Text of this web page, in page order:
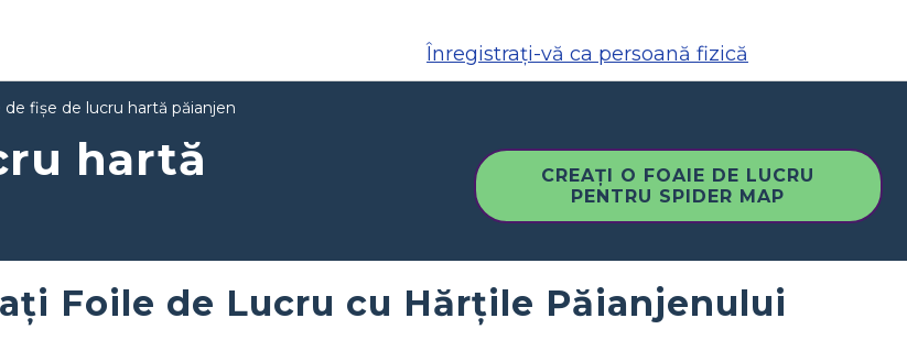
Înregistrați-vă ca persoană fizică
de fișe de lucru hartă păianjen
hartă
CREAȚI O FOAIE DE LUCRU
PENTRU SPIDER MAP
Foile de Lucru cu Hărțile Păianjenului